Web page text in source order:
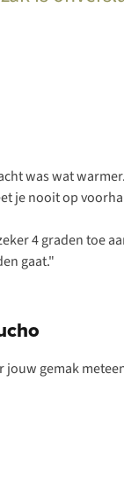
was wat
je nooit op
4 graden toe
gaat."
gemak